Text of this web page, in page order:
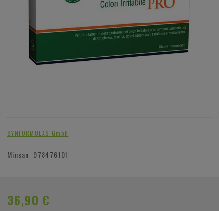
SYNFORMULAS GmbH
Minsan 978476101
36,90 €